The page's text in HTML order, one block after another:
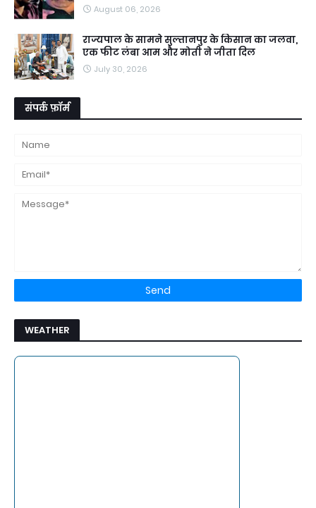
August 06, 2026
राज्यपाल के सामने सुल्तानपुर के किसान का जलवा,
एक फीट लंबा आम और मोती ने जीता दिल
July 30, 2026
संपर्क फ़ॉर्म
WEATHER